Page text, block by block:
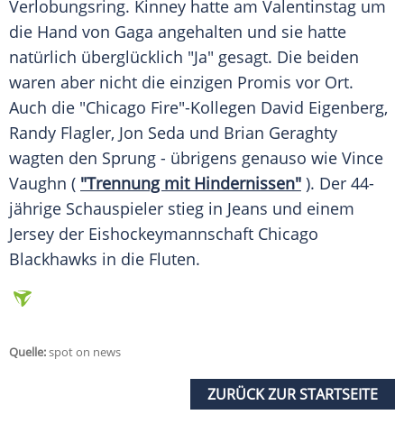
Verlobungsring. Kinney hatte am Valentinstag um
die Hand von Gaga angehalten und sie hatte
natürlich überglücklich "Ja" gesagt. Die beiden
waren aber nicht die einzigen Promis vor Ort.
Auch die "Chicago Fire"-Kollegen David Eigenberg,
Randy Flagler, Jon Seda und Brian Geraghty
wagten den Sprung - übrigens genauso wie Vince
Vaughn ( "Trennung mit Hindernissen" ). Der 44-
jährige Schauspieler stieg in Jeans und einem
Jersey der Eishockeymannschaft Chicago
Blackhawks in die Fluten.
Quelle:spot on news
ZURÜCK ZUR STARTSEITE